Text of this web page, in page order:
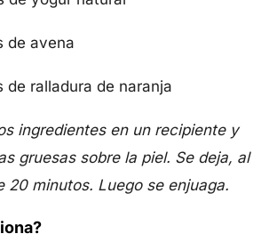
de avena
de ralladura de naranja
ingredientes en un recipiente y
gruesas sobre la piel. Se deja, al
20 minutos. Luego se enjuaga.